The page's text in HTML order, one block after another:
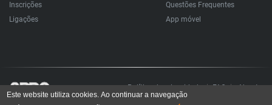
Inscrições
Ligações
Questões Frequentes
App móvel
Política de privacidade FAQ About
Este website utiliza cookies. Ao continuar a navegação